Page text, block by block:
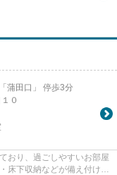
蒲田口」 停歩3分
０
おり、過ごしやすいお部屋
床下収納などが備え付けら